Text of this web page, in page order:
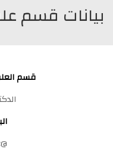
بيانات قسم
قسم
@univ-saida.dz